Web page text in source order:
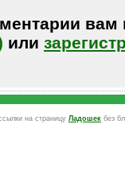
вам
или
на страницу Ладошек без